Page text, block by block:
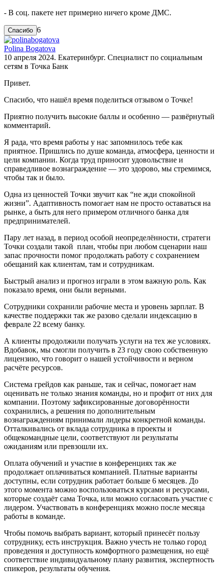
- В соц. пакете нет примерно ничего кроме ДМС.
6
Polina Bogatova
10 апреля 2024. Екатеринбург. Специалист по социальным
сетям в Точка Банк
Привет.
Спасибо, что нашёл время поделиться отзывом о Точке!
Приятно получить высокие баллы и особенно — развёрнутый
комментарий.
Я рада, что время работы у нас запомнилось тебе как
приятное. Пришлись по душе команда, атмосфера, ценности и
цели компании. Когда труд приносит удовольствие и
справедливое вознаграждение — это здорово, мы стремимся,
чтобы так и было.
Одна из ценностей Точки звучит как “не жди спокойной
жизни”. Адаптивность помогает нам не просто оставаться на
рынке, а быть для него примером отличного банка для
предпринимателей.
Пару лет назад, в период особой неопределённости, стратеги
Точки создали такой план, чтобы при любом сценарии наш
запас прочности помог продолжать работу с сохранением
обещаний как клиентам, там и сотрудникам.
Быстрый анализ и прогноз играли в этом важную роль. Как
показало время, они были верными.
Сотрудники сохранили рабочие места и уровень зарплат. В
качестве поддержки так же разово сделали индексацию в
феврале 22 всему банку.
А клиенты продолжили получать услуги на тех же условиях.
Вдобавок, мы смогли получить в 23 году свою собственную
лицензию, что говорит о нашей устойчивости и верном
расчёте ресурсов.
Система грейдов как раньше, так и сейчас, помогает нам
оценивать не только знания команды, но и профит от них для
компании. Поэтому зафиксированные договорённости
сохранились, а решения по дополнительным
вознаграждениям принимали лидеры конкретной команды.
Отталкивались от вклада сотрудника в проекты и
общекомандные цели, соответствуют ли результаты
ожиданиям или превзошли их.
Оплата обучений и участие в конференциях так же
продолжает оплачиваться компанией. Платные варианты
доступны, если сотрудник работает больше 6 месяцев. До
этого момента можно воспользоваться курсами и ресурсами,
которые создаёт сама Точка, или можно согласовать участие с
лидером. Участвовать в конференциях можно после месяца
работы в команде.
Чтобы помочь выбрать вариант, который принесёт пользу
сотруднику, есть инструкция. Важно учесть не только город
проведения и доступность комфортного размещения, но ещё
соответствие индивидуальному плану развития, экспертность
спикеров, результаты обучения.